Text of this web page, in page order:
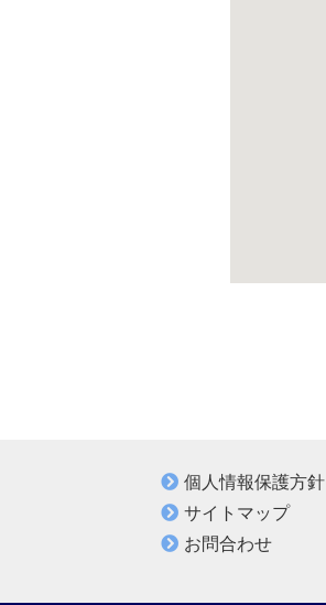
個人情報保護方針
サイトマップ
お問合わせ